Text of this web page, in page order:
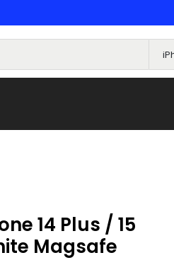
14 Plus / 15
Magsafe